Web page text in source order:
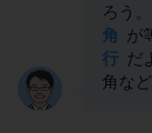
ろう
角 が
行 だ
角な